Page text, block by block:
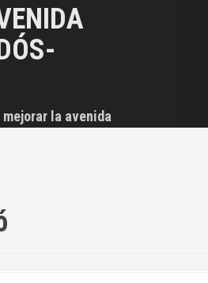
la avenida